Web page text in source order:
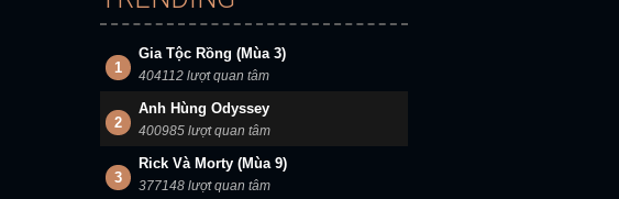
1
Gia Tộc Rồng (Mùa 3)
404112 lượt quan tâm
2
Anh Hùng Odyssey
400985 lượt quan tâm
3
Rick Và Morty (Mùa 9)
377148 lượt quan tâm